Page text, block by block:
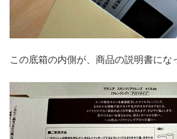
この底箱の内側が、商品の説明書にな